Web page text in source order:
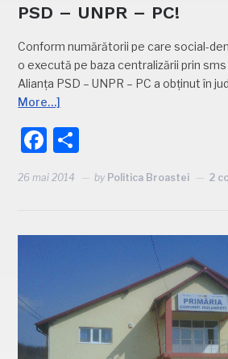
PSD – UNPR – PC!
Conform numărătorii pe care social-
o execută pe baza centralizării prin
Alianța PSD – UNPR – PC a obținut în
More…]
Facebook
26 mai 2014 by Politica Broastei 2